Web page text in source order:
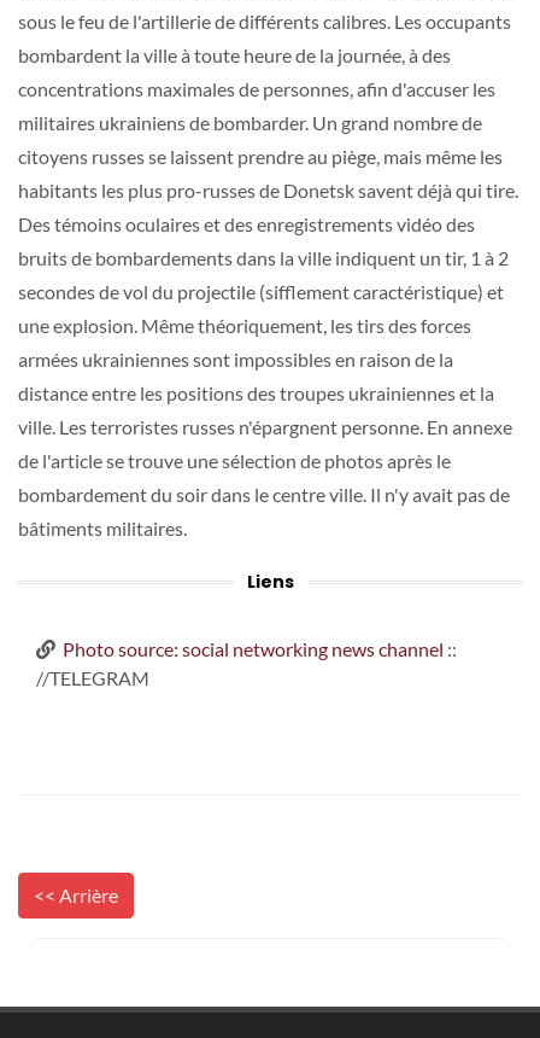
sous le feu de l'artillerie de différents calibres. Les occupants
bombardent la ville à toute heure de la journée, à des
concentrations maximales de personnes, afin d'accuser les
militaires ukrainiens de bombarder. Un grand nombre de
citoyens russes se laissent prendre au piège, mais même les
habitants les plus pro-russes de Donetsk savent déjà qui tire.
Des témoins oculaires et des enregistrements vidéo des
bruits de bombardements dans la ville indiquent un tir, 1 à 2
secondes de vol du projectile (sifflement caractéristique) et
une explosion. Même théoriquement, les tirs des forces
armées ukrainiennes sont impossibles en raison de la
distance entre les positions des troupes ukrainiennes et la
ville. Les terroristes russes n'épargnent personne. En annexe
de l'article se trouve une sélection de photos après le
bombardement du soir dans le centre ville. Il n'y avait pas de
bâtiments militaires.
Liens
Photo source: social networking news channel ::
//TELEGRAM
<< Arrière